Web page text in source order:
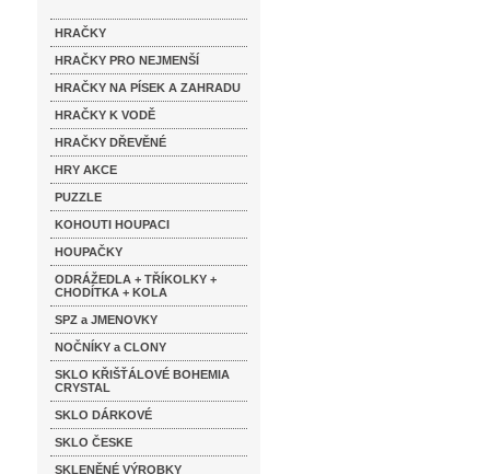
HRAČKY
HRAČKY PRO NEJMENŠÍ
HRAČKY NA PÍSEK A ZAHRADU
HRAČKY K VODĚ
HRAČKY DŘEVĚNÉ
HRY AKCE
PUZZLE
KOHOUTI HOUPACI
HOUPAČKY
ODRÁŽEDLA + TŘÍKOLKY +
CHODÍTKA + KOLA
SPZ a JMENOVKY
NOČNÍKY a CLONY
SKLO KŘIŠŤÁLOVÉ BOHEMIA
CRYSTAL
SKLO DÁRKOVÉ
SKLO ČESKE
SKLENĚNÉ VÝROBKY